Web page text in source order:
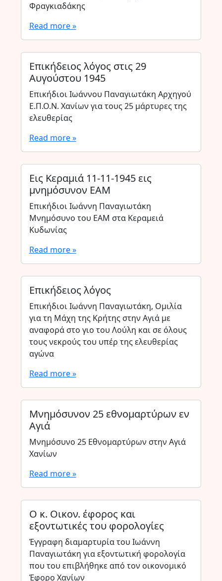
Φραγκιαδάκης
Read more »
Επικήδειος λόγος στις 29
Αυγούστου 1945
Επικήδιοι Ιωάννου Παναγιωτάκη Αρχηγού
Ε.Π.Ο.Ν. Χανίων για τους 25 μάρτυρες της
ελευθερίας
Read more »
Εις Κεραμιά 11-11-1945 εις
μνημόσυνον ΕΑΜ
Επικήδιοι Ιωάννη Παναγιωτάκη
Μνημόσυνο του ΕΑΜ στα Κεραμειά
Κυδωνίας
Read more »
Επικήδειος λόγος
Επικήδιοι Ιωάννη Παναγιωτάκη, Ομιλία
για τη Μάχη της Κρήτης στην Αγιά με
αναφορά στο γιο του Λούλη και σε όλους
τους νεκρούς του υπέρ της ελευθερίας
αγώνα
Read more »
Μνημόσυνον 25 εθνομαρτύρων εν
Αγιά
Μνημόσυνο 25 Εθνομαρτύρων στην Αγιά
Χανίων
Read more »
Ο κ. Οικον. έφορος και
εξοντωτικές του φορολογίες
Έγγραφη διαμαρτυρία του Ιωάννη
Παναγιωτάκη για εξοντωτική φορολογία
που του επιβλήθηκε από τον οικονομικό
Έφορο Χανίων